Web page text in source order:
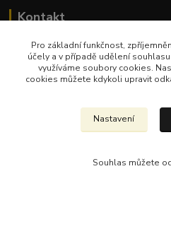
Kontakt
Martin Douda
+420 721 020
9-16h
Pro základní funkčnost,
účely a v případě udělení
využíváme soubory cookies.
cookies můžete kdykoli upravit
Nastavení
Souhlas můžete